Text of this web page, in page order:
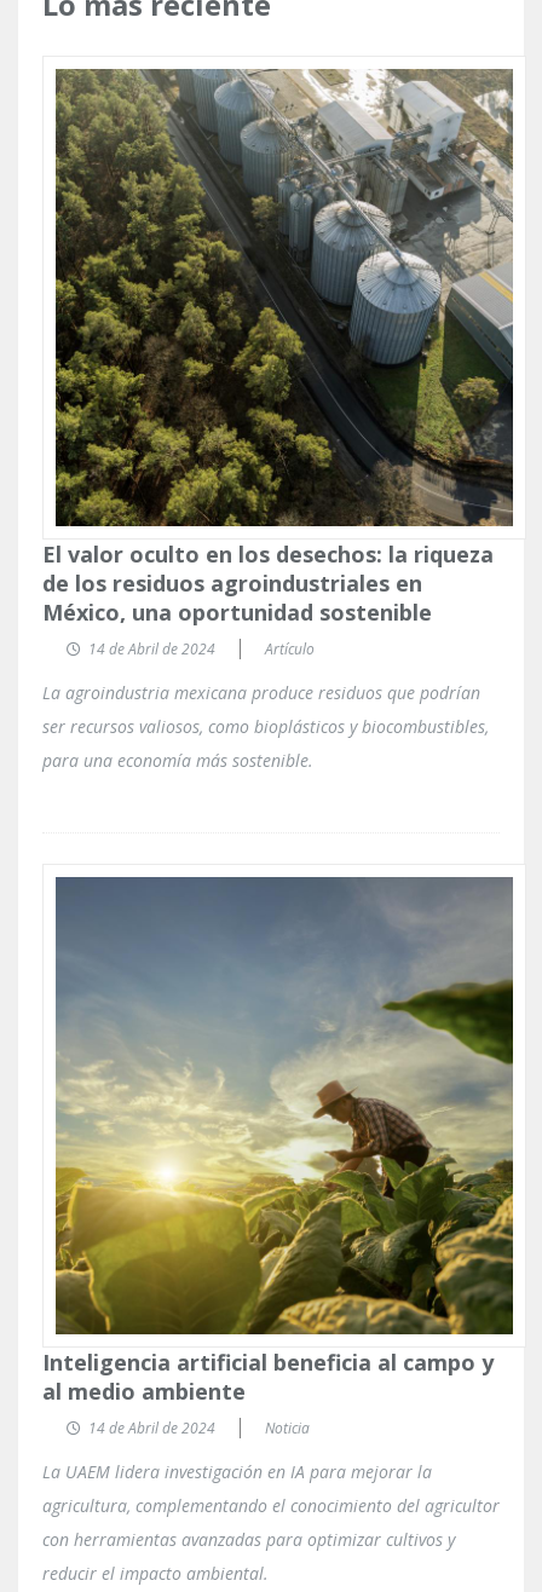
El valor oculto en los desechos: la riqueza
de los residuos agroindustriales en
México, una oportunidad sostenible
14 de Abril de 2024 Artículo
La agroindustria mexicana produce residuos que podrían
ser recursos valiosos, como bioplásticos y biocombustibles,
para una economía más sostenible.
Inteligencia artificial beneficia al campo y
al medio ambiente
14 de Abril de 2024 Noticia
La UAEM lidera investigación en IA para mejorar la
agricultura, complementando el conocimiento del agricultor
con herramientas avanzadas para optimizar cultivos y
reducir el impacto ambiental.